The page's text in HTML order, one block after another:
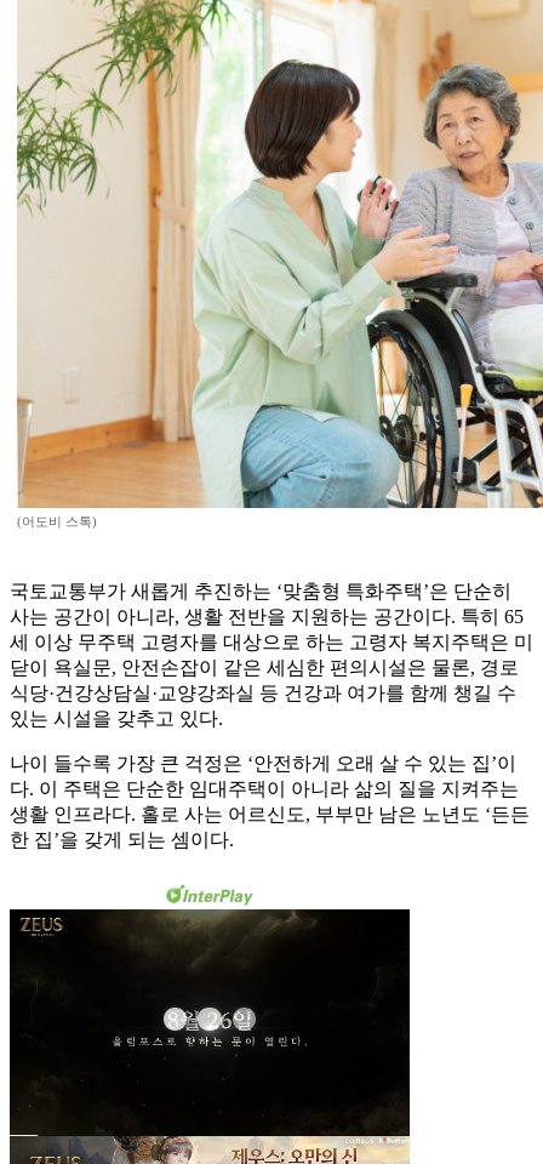
(어도비 스톡)
국토교통부가 새롭게 추진하는 ‘맞춤형 특화주택’은 단순히
사는 공간이 아니라, 생활 전반을 지원하는 공간이다. 특히 65
세 이상 무주택 고령자를 대상으로 하는 고령자 복지주택은 미
닫이 욕실문, 안전손잡이 같은 세심한 편의시설은 물론, 경로
식당·건강상담실·교양강좌실 등 건강과 여가를 함께 챙길 수
있는 시설을 갖추고 있다.
나이 들수록 가장 큰 걱정은 ‘안전하게 오래 살 수 있는 집’이
다. 이 주택은 단순한 임대주택이 아니라 삶의 질을 지켜주는
생활 인프라다. 홀로 사는 어르신도, 부부만 남은 노년도 ‘든든
한 집’을 갖게 되는 셈이다.